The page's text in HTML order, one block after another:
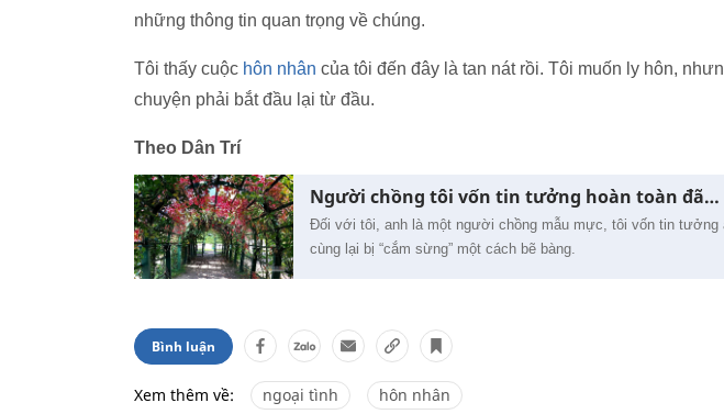
những thông tin quan trọng về chúng.
Tôi thấy cuộc hôn nhân của tôi đến đây là tan nát rồi. Tôi muốn ly hôn,
chuyện phải bắt đầu lại từ đầu.
Theo Dân Trí
Người chồng tôi vốn tin tưởng hoàn toàn
Đối với tôi, anh là một người chồng mẫu mực, tôi vốn tin tưởng
cùng lại bị “cắm sừng” một cách bẽ bàng.
Bình luận
Xem thêm về: ngoại tình hôn nhân